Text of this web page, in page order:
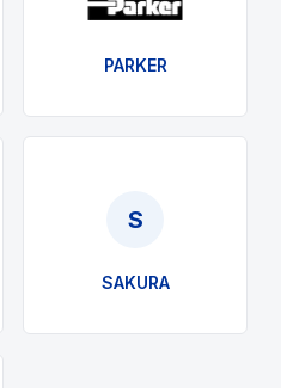
PARKER
S
SAKURA